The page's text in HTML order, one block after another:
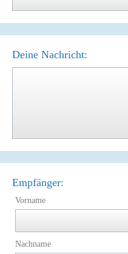
Deine Nachricht:
Empfänger:
Vorname
Nachname